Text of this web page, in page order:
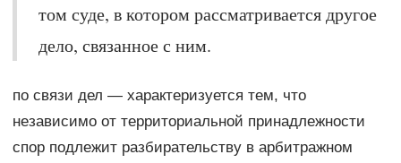
том суде, в котором рассматривается другое
дело, связанное с ним.
по связи дел — характеризуется тем, что
независимо от территориальной принадлежности
спор подлежит разбирательству в арбитражном